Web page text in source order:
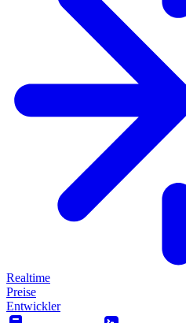
Realtime
Preise
Entwickler